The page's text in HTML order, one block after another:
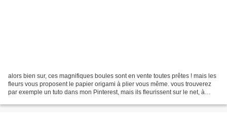
alors bien sur, ces magnifiques boules sont en vente toutes prêtes ! mais les
fleurs vous proposent le papier origami à plier vous même. vous trouverez
par exemple un tuto dans mon Pinterest, mais ils fleurissent sur le net, à